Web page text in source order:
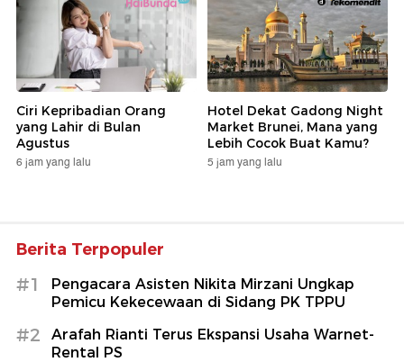
Ciri Kepribadian Orang
yang Lahir di Bulan
Agustus
6 jam yang lalu
Hotel Dekat Gadong Night
Market Brunei, Mana yang
Lebih Cocok Buat Kamu?
5 jam yang lalu
Berita Terpopuler
#1
Pengacara Asisten Nikita Mirzani Ungkap
Pemicu Kekecewaan di Sidang PK TPPU
#2
Arafah Rianti Terus Ekspansi Usaha Warnet-
Rental PS